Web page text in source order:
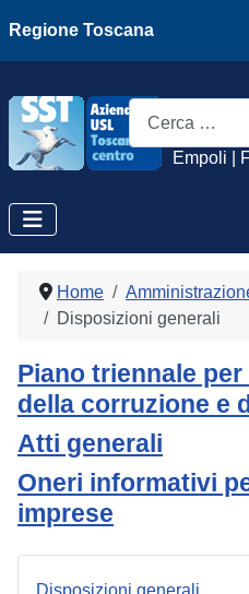
Regione Toscana
Empoli |
Cerca
Disposizioni generali
Home
Disposizioni generali
Piano triennale
della corruzione e
Atti generali
Oneri informativi
imprese